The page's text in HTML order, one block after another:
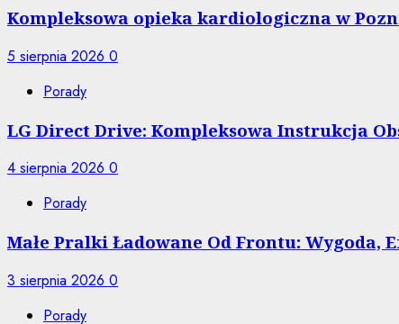
Kompleksowa opieka kardiologiczna w
5 sierpnia 2026 0
Porady
LG Direct Drive: Kompleksowa Instrukcja
4 sierpnia 2026 0
Porady
Małe Pralki Ładowane Od Frontu: Wygoda,
3 sierpnia 2026 0
Porady